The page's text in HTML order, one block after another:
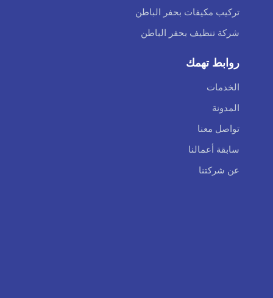
تركيب مكيفات بحفر الباطن
شركة تنظيف بحفر الباطن
روابط تهمك
الخدمات
المدونة
تواصل معنا
سابقة أعمالنا
عن شركتنا